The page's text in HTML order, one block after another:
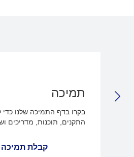
תמיכה
בקרו בדף התמיכה שלנו כדי
התקנים, תוכנות, מדריכים
קבלת תמיכה
NEXT SLIDE